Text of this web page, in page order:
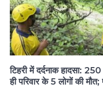
टिहरी में दर्दनाक हादसा:
ही परिवार के 5 लोगों की